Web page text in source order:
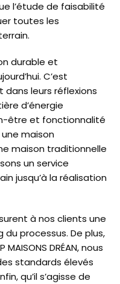
l’étude de faisabilité
toutes les
durable et
C’est
leurs réflexions
d’énergie
être et fonctionnalité
maison
maison traditionnelle
un service
jusqu’à la réalisation
à nos clients une
processus. De plus,
DRÉAN, nous
standards élevés
qu’il s’agisse de